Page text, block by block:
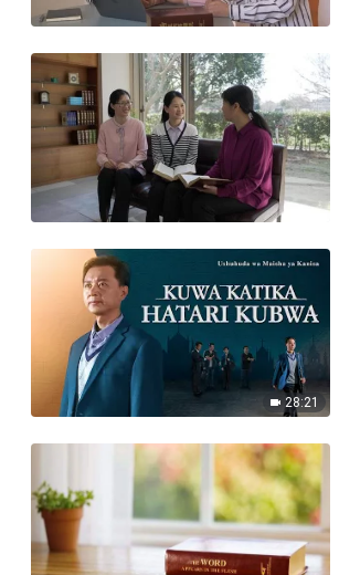
28:21